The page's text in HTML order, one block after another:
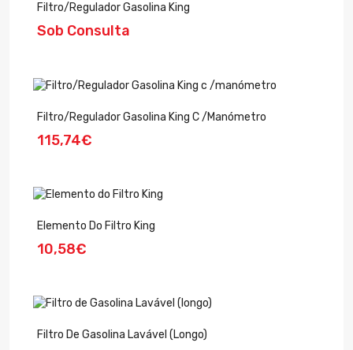
Filtro/Regulador Gasolina King
Sob Consulta
Filtro/Regulador Gasolina King C /manómetro
115,74€
Elemento Do Filtro King
10,58€
Filtro De Gasolina Lavável (longo)